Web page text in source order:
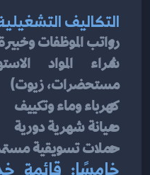
التكاليف
رواتب الموظفات
مستحضرات، زيوت)
كهرباء وماء وتكييف
صيانة شهرية دورية
حملات تسويقية